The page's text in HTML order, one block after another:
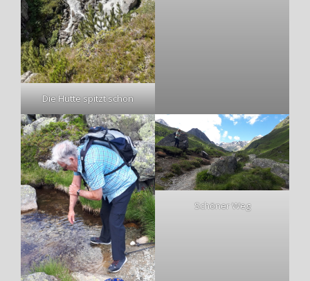
Die Hütte spitzt schon
Schöner Weg